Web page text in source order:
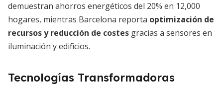
demuestran ahorros energéticos del 20% en 12,000
hogares, mientras Barcelona reporta optimización de
recursos y reducción de costes gracias a sensores en
iluminación y edificios.
Tecnologías Transformadoras